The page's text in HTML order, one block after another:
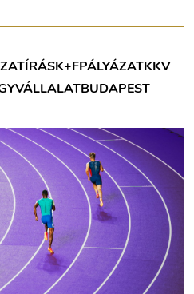
K+FPÁLYÁZATKKV
BUDAPEST